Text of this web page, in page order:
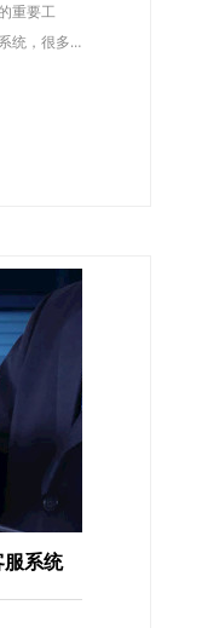
重要工
统，很多
帮助您打
系统